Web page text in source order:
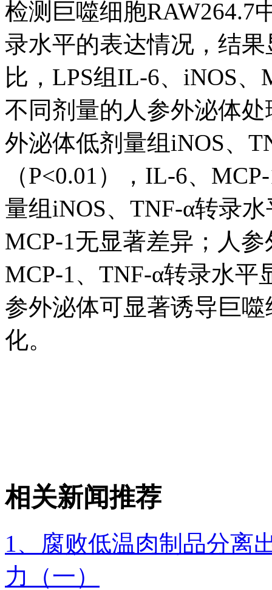
检测巨噬细胞RAW264.7
录水平的表达情况，结
比，LPS组IL-6、iNOS
不同剂量的人参外泌体
外泌体低剂量组iNOS、
（P<0.01），IL-6、
量组iNOS、TNF-α转录
MCP-1无显著差异；人
MCP-1、TNF-α转录水平
参外泌体可显著诱导巨
化。
相关新闻推荐
1、腐败低温肉制品分离
力（一）